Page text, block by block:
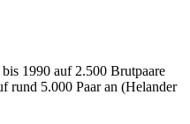
1990 auf 2.500 Brutpaare
rund 5.000 Paar an (Helander